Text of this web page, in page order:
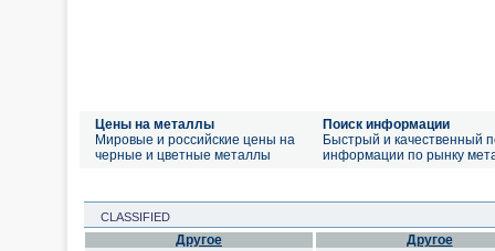
Цены на металлы
Мировые и российские цены на
черные и цветные металлы
Поиск информации
Быстрый и качественный
информации по рынку
CLASSIFIED
Другое Другое